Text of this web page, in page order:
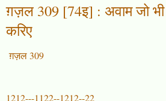
ग़ज़ल 309 [74इ] : अवाम जो
करिए
ग़ज़ल 309
1212---1122--1212--22